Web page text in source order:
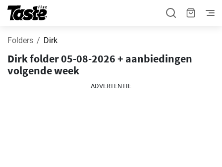
Folders Dirk
Dirk folder 05-08-2026 + aanbiedingen
volgende week
ADVERTENTIE